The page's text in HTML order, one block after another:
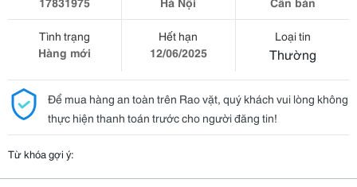
Tình trạng
Hàng mới
Hết hạn
12/06/2025
Loại tin
Thường
Để mua hàng an toàn trên Rao vặt, quý khách vui lòng không
thực hiện thanh toán trước cho người đăng tin!
Từ khóa gợi ý: